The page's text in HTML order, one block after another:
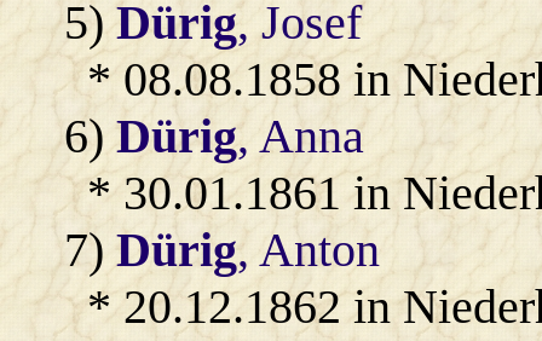
5)Dürig, Josef
* 08.08.1858 in
6)Dürig, Anna
* 30.01.1861 in
7)Dürig, Anton
* 20.12.1862 in